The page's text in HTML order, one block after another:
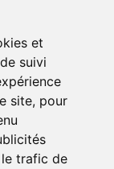
et
suivi
site, pour
trafic de